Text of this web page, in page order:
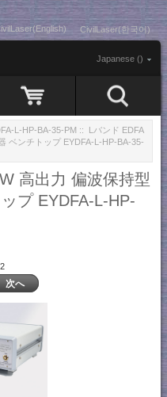
CivilLaser(한국어)
Japanese ()
L-HP-BA-35-PM :: Lバンド EDFA
ベンチトップ EYDFA-L-HP-BA-35-
高出力 偏波保持型
プ EYDFA-L-HP-
次へ